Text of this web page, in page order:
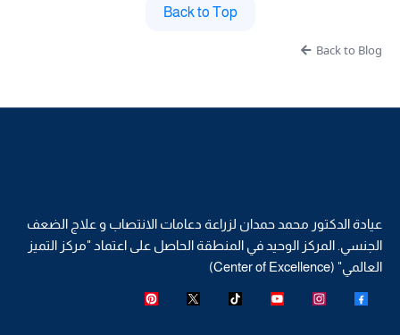
Back to Top
Back to Blog
عيادة الدكتور محمد حمدان لزراعة دعامات الانتصاب و علاج الضعف
الجنسي. المركز الوحيد في المنطقة الحاصل على اعتماد "مركز التميز
العالمي" (Center of Excellence)